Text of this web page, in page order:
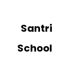
Santri
School